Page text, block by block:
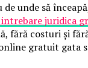
unde să
intrebare juridica
fără costuri și
gratuit gata